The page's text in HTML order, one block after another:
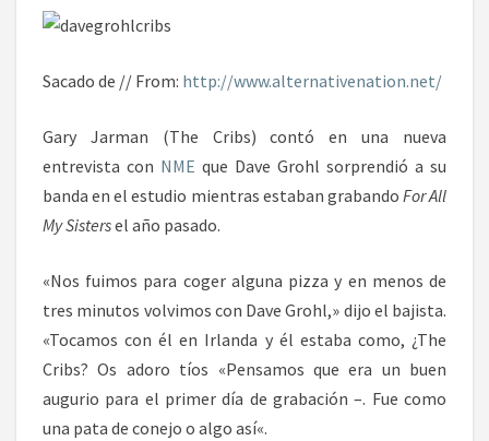
Sacado de // From: http://www.alternativenation.net/
Gary Jarman (The Cribs) contó en una nueva
entrevista con NME que Dave Grohl sorprendió a su
banda en el estudio mientras estaban grabando For All
My Sistersel año pasado.
«Nos fuimos para coger alguna pizzay en menos de
tres minutos volvimos con Dave Grohl,» dijo el bajista.
«Tocamos con él en Irlanda y él estaba como, ¿The
Cribs?Os adoro tíos «Pensamos que era un buen
augurio para el primer día de grabación –. Fue como
una pata de conejo o algo así«.